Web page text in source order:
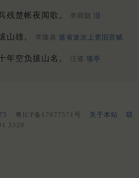
残楚帐夜闻歌。 李商隐 泪
山雄。 李隆基 巡省途次上党旧宫赋
年空负拔山名。 汪遵 项亭
粤ICP备17077571号 关于本站
联
3320